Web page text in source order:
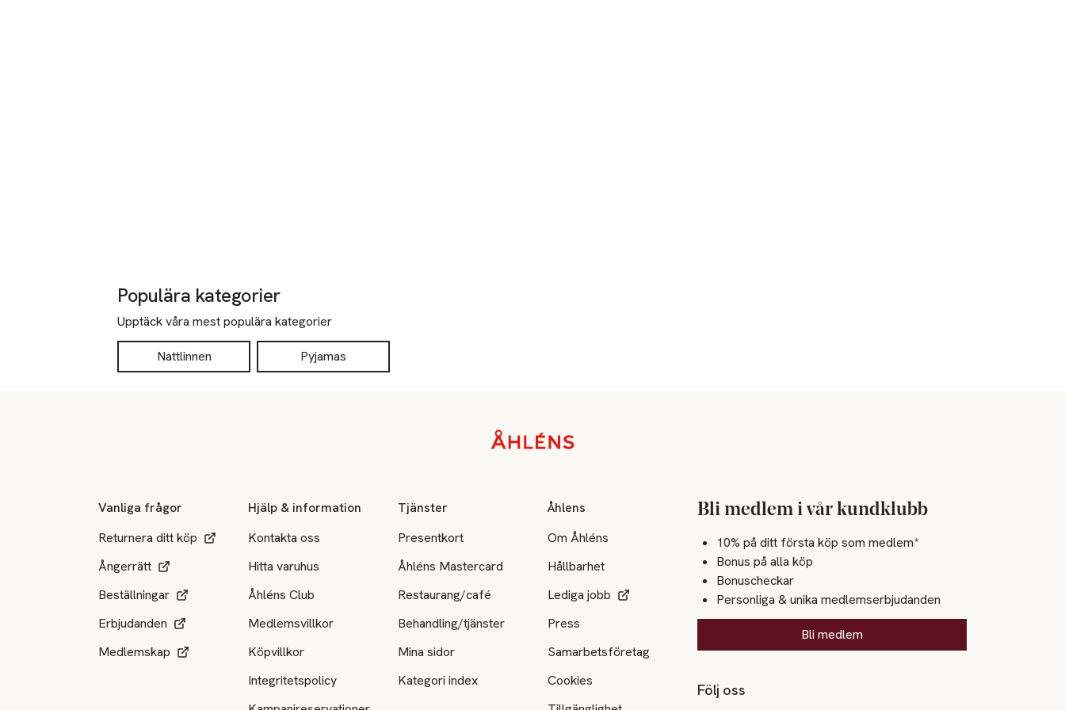
Populära kategorier
Upptäck våra mest populära kategorier
Nattlinnen Pyjamas
Vanliga frågor
Returnera ditt köp
Ångerrätt
Beställningar
Erbjudanden
Medlemskap
Hjälp & information
Kontakta oss
Hitta varuhus
Åhléns Club
Medlemsvillkor
Köpvillkor
Integritetspolicy
Tjänster
Presentkort
Åhléns Mastercard
Restaurang/café
Behandling/tjänster
Mina sidor
Kategori index
Åhlens
Om Åhléns
Hållbarhet
Lediga jobb
Press
Samarbetsföretag
Cookies
Bli medlem i vår kundklubb
10% på ditt första köp som medlem*
Bonus på alla köp
Bonuscheckar
Personliga & unika medlemserbjudanden
Bli medlem
Följ oss